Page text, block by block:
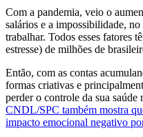
Com a pandemia, veio o
salários e a impossibilidade,
trabalhar. Todos esses fatores
estresse) de milhões de
Então, com as contas
formas criativas e
perder o controle da sua saúde
CNDL/SPC também mostra
impacto emocional negativo